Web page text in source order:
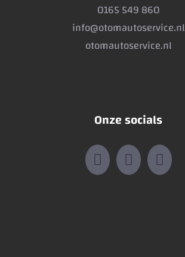
0165 549 860
info@otomautoservice.nl
otomautoservice.nl
Onze socials